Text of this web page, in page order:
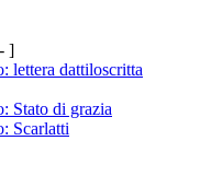
]
lettera dattiloscritta
Stato di grazia
Scarlatti